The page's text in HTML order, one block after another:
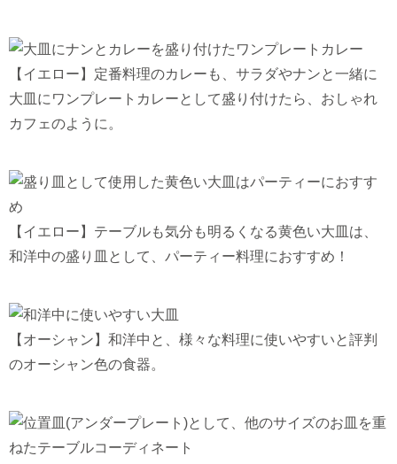
【イエロー】定番料理のカレーも、サラダやナンと一緒に
大皿にワンプレートカレーとして盛り付けたら、おしゃれ
カフェのように。
【イエロー】テーブルも気分も明るくなる黄色い大皿は、
和洋中の盛り皿として、パーティー料理におすすめ！
【オーシャン】和洋中と、様々な料理に使いやすいと評判
のオーシャン色の食器。